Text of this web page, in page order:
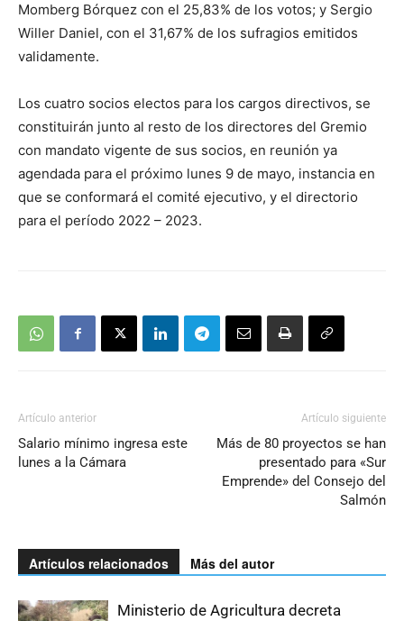
Momberg Bórquez con el 25,83% de los votos; y Sergio
Willer Daniel, con el 31,67% de los sufragios emitidos
validamente.
Los cuatro socios electos para los cargos directivos, se
constituirán junto al resto de los directores del Gremio
con mandato vigente de sus socios, en reunión ya
agendada para el próximo lunes 9 de mayo, instancia en
que se conformará el comité ejecutivo, y el directorio
para el período 2022 – 2023.
Artículo anterior
Salario mínimo ingresa este
lunes a la Cámara
Artículo siguiente
Más de 80 proyectos se han
presentado para «Sur
Emprende» del Consejo del
Salmón
Artículos relacionados Más del autor
Ministerio de Agricultura decreta